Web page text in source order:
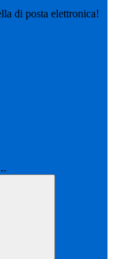
di posta elettronica!